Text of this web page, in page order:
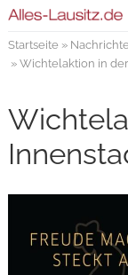
Verlag
Kontakt
Startseite»
» Wichtelaktion in